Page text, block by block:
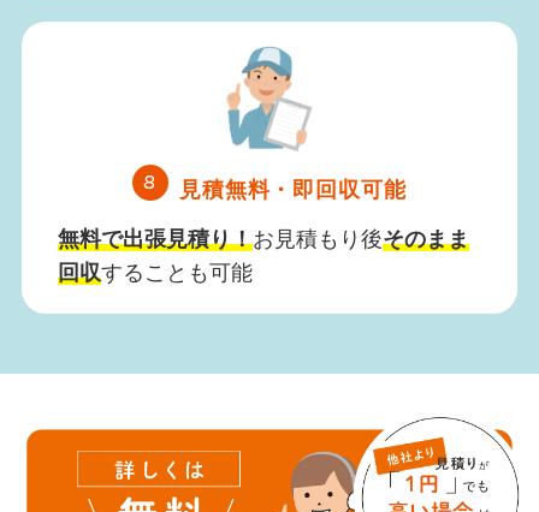
8 見積無料・即回収可能
無料で出張見積り！お見積もり後そのまま
回収することも可能